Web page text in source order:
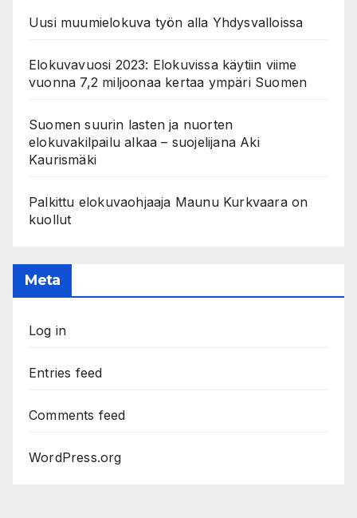
Uusi muumielokuva työn alla Yhdysvalloissa
Elokuvavuosi 2023: Elokuvissa käytiin viime
vuonna 7,2 miljoonaa kertaa ympäri Suomen
Suomen suurin lasten ja nuorten
elokuvakilpailu alkaa – suojelijana Aki
Kaurismäki
Palkittu elokuvaohjaaja Maunu Kurkvaara on
kuollut
Meta
Log in
Entries feed
Comments feed
WordPress.org